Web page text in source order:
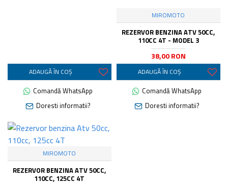
ADAUGĂ ÎN COŞ
Comandă WhatsApp
Doresti informatii?
MIROMOTO
REZERVOR BENZINA ATV 50CC,
110CC 4T - MODEL 3
38,00 RON
ADAUGĂ ÎN COŞ
Comandă WhatsApp
Doresti informatii?
MIROMOTO
REZERVOR BENZINA ATV 50CC,
110CC, 125CC 4T